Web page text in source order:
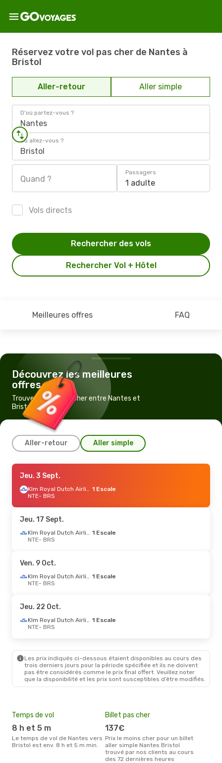
Réservez votre vol pas cher de Nantes à
Bristol
Aller-retour Aller simple
D'où partez-vous ?
Nantes
Où allez-vous ?
Bristol
Quand ?
Passagers
1 adulte
Vols directs
Rechercher Vol + Hôtel
Rechercher des vols
Meilleures offres FAQ
Découvrez les meilleures
offres
Trouvez un vol pas cher entre Nantes et
Bristol
Aller-retour Aller simple
Ven. 4 Sept.
Klm Royal Dutch Airlines
1 Escale
Klm Royal Dutch Airlines
1 Escale
BRS - NTE
1 Escale
NTE - BRS
Mar. 6 Oct. - Sam. 10 Oct.
Klm Royal Dutch Airlines
1 Escale
BRS - NTE
1 Escale
NTE- BRS
1 Escale
BRS - NTE
Jeu. 3 Sept.
Klm Royal Dutch Airlines 1 Escale
NTE- BRS
Jeu. 17 Sept.
Klm Royal Dutch Airlines 1 Escale
NTE- BRS
Ven. 9 Oct.
Klm Royal Dutch Airlines 1 Escale
NTE- BRS
Jeu. 22 Oct.
Klm Royal Dutch Airlines 1 Escale
NTE- BRS
Les prix indiqués ci-dessous étaient disponibles au cours des
trois derniers jours pour la période spécifiée et ils ne doivent
pas être considérés comme le prix final offert. Veuillez noter
que la disponibilité et les prix sont susceptibles d’être modifiés.
Temps de vol
8 h et 5 m
Le temps de vol de Nantes vers
Bristol est env. 8 h et 5 m min.
Billet pas cher
137€
Prix le moins cher pour un billet
aller simple Nantes Bristol
trouvé par nos clients au cours
des 72 dernières heures